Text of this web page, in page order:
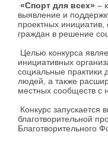
«Спорт для всех» –
выявление и
проектных
граждан в решение
Целью конкурса
инициативных
социальные практики
людей, а также
местных сообществ с
Конкурс запускается
благотворительной
Благотворительного